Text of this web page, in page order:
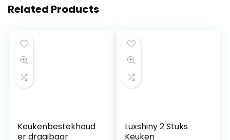
Related Products
Keukenbestekhoud
er draaibaar
Luxshiny 2 Stuks
Keuken